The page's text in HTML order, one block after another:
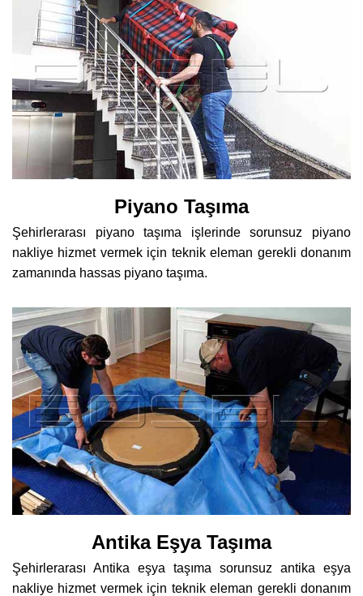
Piyano Taşıma
Şehirlerarası piyano taşıma işlerinde sorunsuz piyano
nakliye hizmet vermek için teknik eleman gerekli donanım
zamanında hassas piyano taşıma.
Antika Eşya Taşıma
Şehirlerarası Antika eşya taşıma sorunsuz antika eşya
nakliye hizmet vermek için teknik eleman gerekli donanım